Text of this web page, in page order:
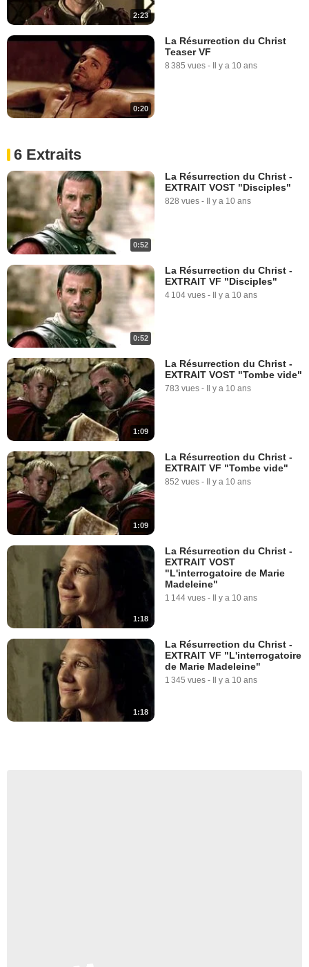
2:23
0:20
La Résurrection du Christ
Teaser VF
8 385 vues - Il y a 10 ans
6 Extraits
0:52
La Résurrection du Christ -
EXTRAIT VOST "Disciples"
828 vues - Il y a 10 ans
0:52
La Résurrection du Christ -
EXTRAIT VF "Disciples"
4 104 vues - Il y a 10 ans
1:09
La Résurrection du Christ -
EXTRAIT VOST "Tombe vide"
783 vues - Il y a 10 ans
1:09
La Résurrection du Christ -
EXTRAIT VF "Tombe vide"
852 vues - Il y a 10 ans
1:18
La Résurrection du Christ -
EXTRAIT VOST
"L'interrogatoire de Marie
Madeleine"
1 144 vues - Il y a 10 ans
1:18
La Résurrection du Christ -
EXTRAIT VF "L'interrogatoire
de Marie Madeleine"
1 345 vues - Il y a 10 ans